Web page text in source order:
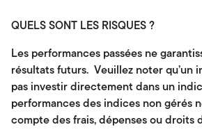
QUELS SONT LES RISQUES ?
Les performances passées ne
résultats futurs. Veuillez noter qu’un
pas investir directement dans un
performances des indices non gérés
compte des frais, dépenses ou droits